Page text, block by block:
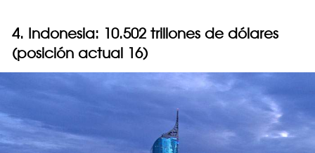
4. Indonesia: 10.502 trillones de dólares
(posición actual 16)